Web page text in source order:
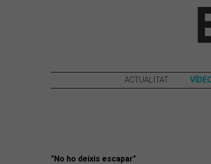
ACTUALITAT
"No ho deixis escapar"